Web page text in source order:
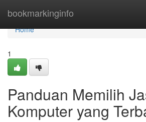
bookmarkinginfo
Home
Home
1
Panduan Memilih
Komputer yang